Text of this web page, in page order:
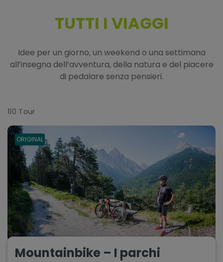
TUTTI I VIAGGI
Idee per un giorno, un weekend o una settimana
all’insegna dell’avventura, della natura e del piacere
di pedalare senza pensieri.
110 Tour
ORIGINAL
Mountainbike – I parchi